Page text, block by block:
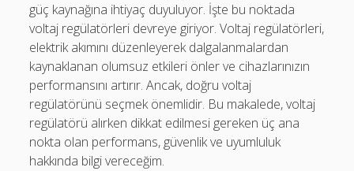
güç kaynağına ihtiyaç duyuluyor. İşte bu noktada
voltaj regülatörleri devreye giriyor. Voltaj regülatörleri,
elektrik akımını düzenleyerek dalgalanmalardan
kaynaklanan olumsuz etkileri önler ve cihazlarınızın
performansını artırır. Ancak, doğru voltaj
regülatörünü seçmek önemlidir. Bu makalede, voltaj
regülatörü alırken dikkat edilmesi gereken üç ana
nokta olan performans, güvenlik ve uyumluluk
hakkında bilgi vereceğim.